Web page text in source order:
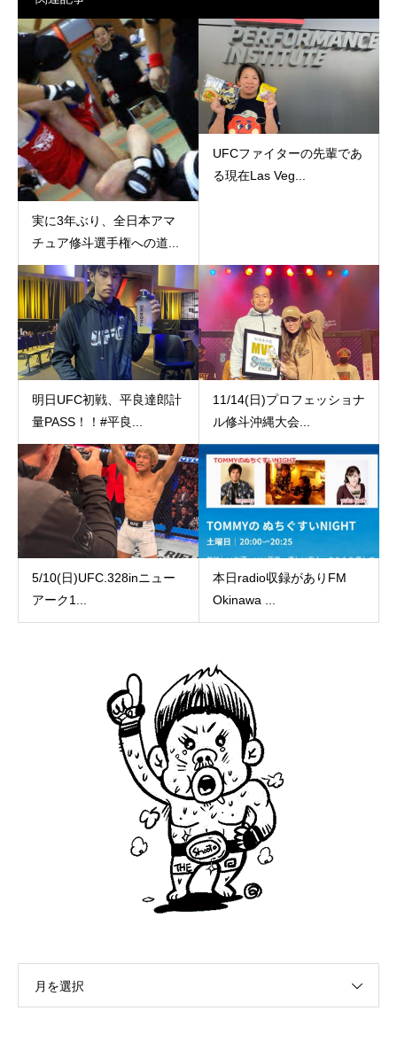
実に3年ぶり、全日本アマ
チュア修斗選手権への道...
UFCファイターの先輩であ
る現在Las Veg...
明日UFC初戦、平良達郎計
量PASS！！#平良...
11/14(日)プロフェッショナ
ル修斗沖縄大会...
5/10(日)UFC.328inニュー
アーク1...
本日radio収録がありFM
Okinawa ...
月を選択